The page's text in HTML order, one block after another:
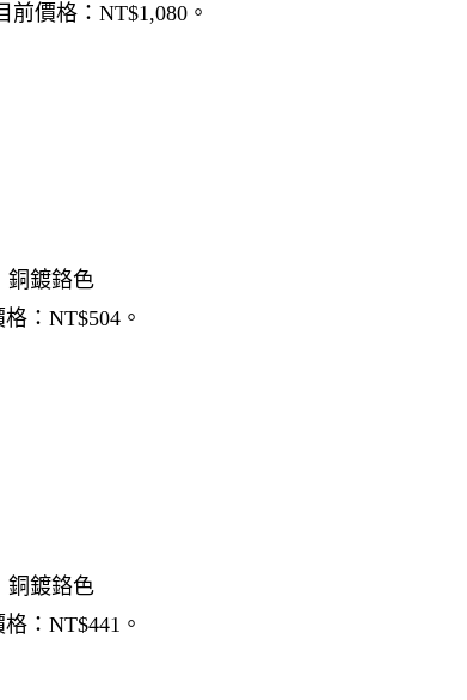
前價格：NT$1,080。
銅鍍鉻色
格：NT$504。
銅鍍鉻色
格：NT$441。